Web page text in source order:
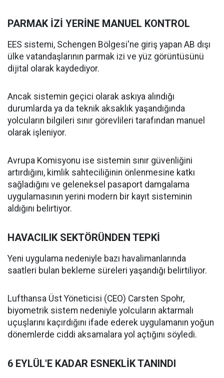
PARMAK İZİ YERİNE MANUEL KONTROL
EES sistemi, Schengen Bölgesi'ne giriş yapan AB dışı
ülke vatandaşlarının parmak izi ve yüz görüntüsünü
dijital olarak kaydediyor.
Ancak sistemin geçici olarak askıya alındığı
durumlarda ya da teknik aksaklık yaşandığında
yolcuların bilgileri sınır görevlileri tarafından manuel
olarak işleniyor.
Avrupa Komisyonu ise sistemin sınır güvenliğini
artırdığını, kimlik sahteciliğinin önlenmesine katkı
sağladığını ve geleneksel pasaport damgalama
uygulamasının yerini modern bir kayıt sisteminin
aldığını belirtiyor.
HAVACILIK SEKTÖRÜNDEN TEPKİ
Yeni uygulama nedeniyle bazı havalimanlarında
saatleri bulan bekleme süreleri yaşandığı belirtiliyor.
Lufthansa Üst Yöneticisi (CEO) Carsten Spohr,
biyometrik sistem nedeniyle yolcuların aktarmalı
uçuşlarını kaçırdığını ifade ederek uygulamanın yoğun
dönemlerde ciddi aksamalara yol açtığını söyledi.
6 EYLÜL'E KADAR ESNEKLİK TANINDI